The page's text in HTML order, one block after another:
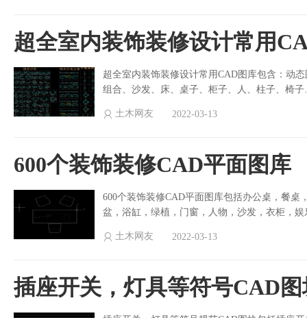
超全室内装饰装修设计常用
超全室内装饰装修设计常用CAD图库包含：动
组合、沙发、床、桌子、柜子、人、柱子、椅
土木网友 2022-03-13
600个装饰装修CAD平面图库
600个装饰装修CAD平面图库包括办公桌，餐
盆，浴缸，绿植，门窗，人物，沙发，衣柜，
土木网友 2022-03-13
插座开关，灯具等符号CAD